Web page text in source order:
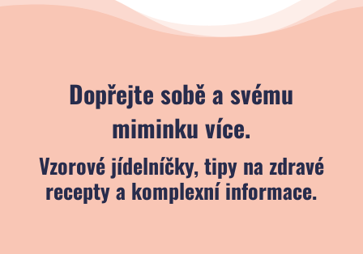
Dopřejte sobě a svému
miminku více.
Vzorové jídelníčky, tipy na zdravé
recepty a komplexní informace.